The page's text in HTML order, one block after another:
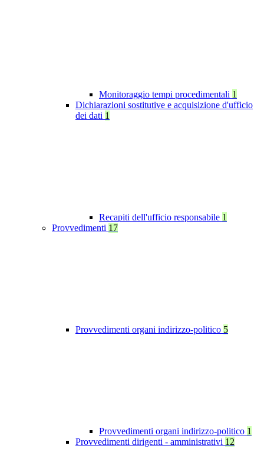
Monitoraggio tempi procedimentali 1
Dichiarazioni sostitutive e acquisizione d'ufficio
dei dati 1
Recapiti dell'ufficio responsabile 1
Provvedimenti 17
Provvedimenti organi indirizzo-politico 5
Provvedimenti organi indirizzo-politico 1
Provvedimenti dirigenti - amministrativi 12